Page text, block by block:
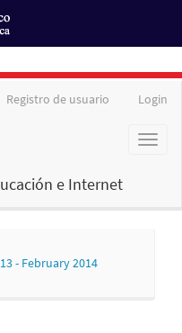
Registro de usuario Login
Toggle
e Internet
- February 2014